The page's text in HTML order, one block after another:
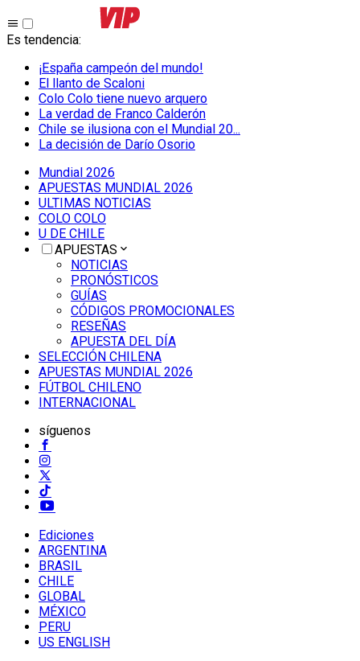
Es tendencia:
¡España campeón del mundo!
El llanto de Scaloni
Colo Colo tiene nuevo arquero
La verdad de Franco Calderón
Chile se ilusiona con el Mundial 20...
La decisión de Darío Osorio
Mundial 2026
APUESTAS MUNDIAL 2026
ULTIMAS NOTICIAS
COLO COLO
U DE CHILE
APUESTAS
NOTICIAS
PRONÓSTICOS
GUÍAS
CÓDIGOS PROMOCIONALES
RESEÑAS
APUESTA DEL DÍA
SELECCIÓN CHILENA
APUESTAS MUNDIAL 2026
FÚTBOL CHILENO
INTERNACIONAL
síguenos
Ediciones
ARGENTINA
BRASIL
CHILE
GLOBAL
MÉXICO
PERU
US ENGLISH